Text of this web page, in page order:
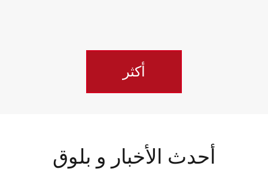
أكثر
أحدث الأخبار و بلوق